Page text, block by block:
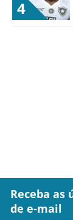
4
Receba as
de e-mail